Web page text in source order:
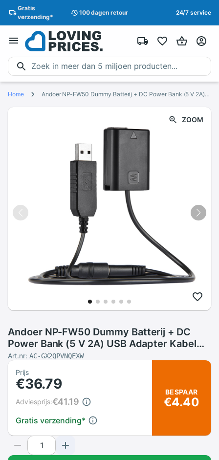
Gratis
verzending*
100 dagen retour 24/7 service
Home Andoer NP-FW50 Dummy Batterij + DC Power Bank (5 V 2A) USB Adapter Kabel Vervanging voor AC-PW20 voor Sony NEX-3/5/6/7 Serie etc
ZOOM
Andoer NP-FW50 Dummy Batterij + DC
Power Bank (5 V 2A) USB Adapter Kabel
Vervanging voor AC-PW20 voor Sony NEX-
3/5/6/7 Serie etc
Art.nr: AC-GX2QPVNQEXW
Prijs
€36.79
Gratis verzending*
Adviesprijs:€41.19
BESPAAR
€4.40